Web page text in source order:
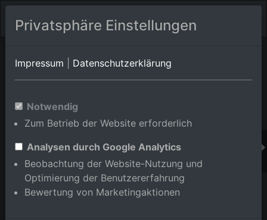
Orts-Album von Heddesheim
Württemberg,Deutschland
Im Shop bestellen
Privatsphäre Einstellungen
Impressum Datenschutzerklärung
Notwendig
Zum Betrieb der Website erforderlich
Analysen durch Google Analytics
Beobachtung der Website-Nutzung und
Optimierung der Benutzererfahrung
Bewertung von Marketingaktionen